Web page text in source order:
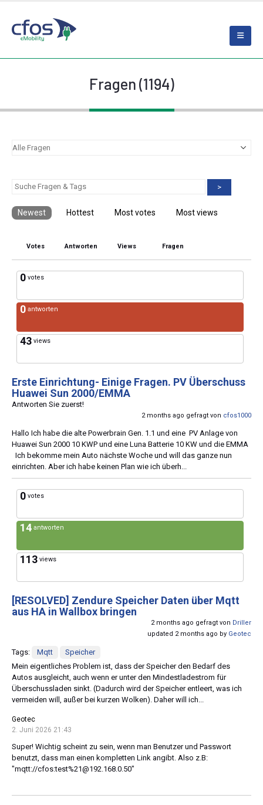
Fragen (1194)
>
Newest Hottest Most votes Most views
Votes Antworten Views Fragen
0 votes
0 antworten
43 views
Erste Einrichtung- Einige Fragen. PV Überschuss
Huawei Sun 2000/EMMA
Antworten Sie zuerst!
2 months ago gefragt von cfos1000
Hallo Ich habe die alte Powerbrain Gen. 1.1 und eine PV Anlage von
Huawei Sun 2000 10 KWP und eine Luna Batterie 10 KW und die EMMA
Ich bekomme mein Auto nächste Woche und will das ganze nun
einrichten. Aber ich habe keinen Plan wie ich überh...
0 votes
14 antworten
113 views
[RESOLVED] Zendure Speicher Daten über Mqtt
aus HA in Wallbox bringen
2 months ago gefragt von Driller
updated 2 months ago by Geotec
Tags: Mqtt
Speicher
Mein eigentliches Problem ist, dass der Speicher den Bedarf des
Autos ausgleicht, auch wenn er unter den Mindestladestrom für
Überschussladen sinkt. (Dadurch wird der Speicher entleert, was ich
vermeiden will, außer bei kurzen Wolken). Daher will ich...
Geotec
2. Juni 2026 21:43
Super! Wichtig scheint zu sein, wenn man Benutzer und Passwort
benutzt, dass man einen kompletten Link angibt. Also z.B:
"mqtt://cfos:test%21@192.168.0.50"